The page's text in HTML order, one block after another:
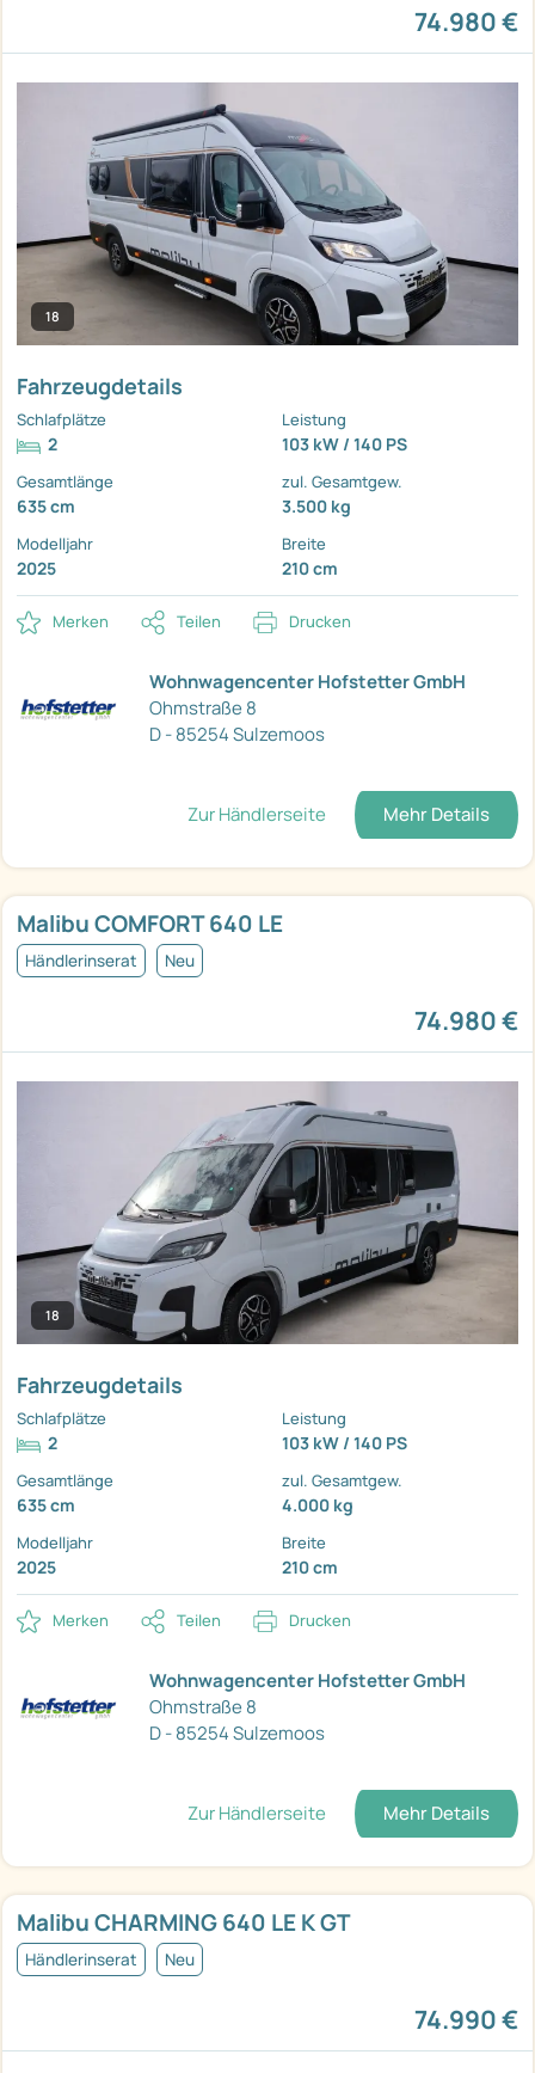
74.980 €
18
Fahrzeugdetails
Schlafplätze
2
Leistung
103 kW / 140 PS
Gesamtlänge
635 cm
zul. Gesamtgew.
3.500 kg
Modelljahr
2025
Breite
210 cm
Merken Teilen Drucken
Wohnwagencenter Hofstetter GmbH
Ohmstraße 8
D - 85254 Sulzemoos
Zur Händlerseite Mehr Details
Malibu COMFORT 640 LE
Händlerinserat Neu
74.980 €
18
Fahrzeugdetails
Schlafplätze
2
Leistung
103 kW / 140 PS
Gesamtlänge
635 cm
zul. Gesamtgew.
4.000 kg
Modelljahr
2025
Breite
210 cm
Merken Teilen Drucken
Wohnwagencenter Hofstetter GmbH
Ohmstraße 8
D - 85254 Sulzemoos
Zur Händlerseite Mehr Details
Malibu CHARMING 640 LE K GT
Händlerinserat Neu
74.990 €